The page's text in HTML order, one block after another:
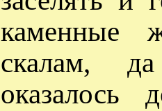
каменные
скалам,
оказалось